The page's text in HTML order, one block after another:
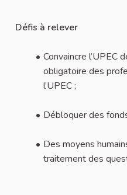
Défis à relever
Convaincre l’UPEC
obligatoire des
l’UPEC ;
Débloquer des
Des moyens
traitement des